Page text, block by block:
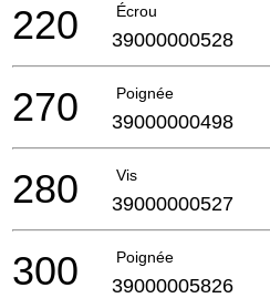
Écrou
220 39000000528
Poignée
270 39000000498
Vis
280 39000000527
Poignée
300 39000005826